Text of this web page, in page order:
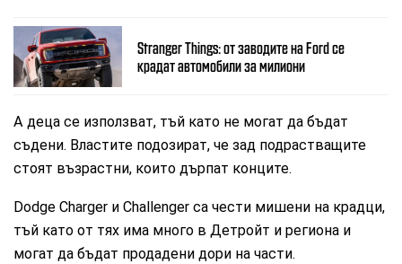
Stranger Things: от заводите на Ford се
крадат автомобили за милиони
А деца се използват, тъй като не могат да бъдат
съдени. Властите подозират, че зад подрастващите
стоят възрастни, които дърпат конците.
Dodge Charger и Challenger са чести мишени на крадци,
тъй като от тях има много в Детройт и региона и
могат да бъдат продадени дори на части.